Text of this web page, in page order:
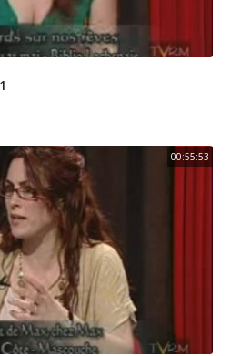
00:55:53